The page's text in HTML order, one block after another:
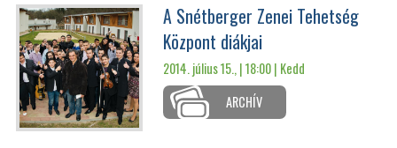
A Snétberger Zenei Tehetség
Központ diákjai
2014. július 15., | 18:00 | Kedd
ARCHÍV